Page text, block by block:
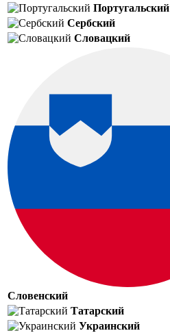
Португальский
Сербский
Словацкий
Словенский
Татарский
Украинский